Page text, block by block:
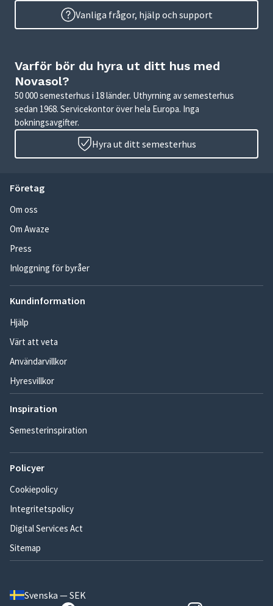
Vanliga frågor, hjälp och support
Varför bör du hyra ut ditt hus med
Novasol?
50 000 semesterhus i 18 länder. Uthyrning av semesterhus
sedan 1968. Servicekontor över hela Europa. Inga
bokningsavgifter.
Hyra ut ditt semesterhus
Företag
Om oss
Om Awaze
Press
Inloggning för byråer
Kundinformation
Hjälp
Värt att veta
Användarvillkor
Hyresvillkor
Inspiration
Semesterinspiration
Policyer
Cookiepolicy
Integritetspolicy
Digital Services Act
Sitemap
Svenska — SEK